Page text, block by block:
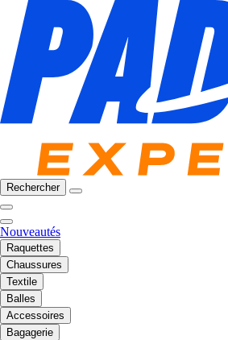
Rechercher
Nouveautés
Raquettes
Chaussures
Textile
Balles
Accessoires
Bagagerie